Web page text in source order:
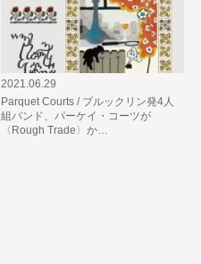
2021.06.29
Parquet Courts / ブルックリン発4人
組バンド、パーケイ・コーツが
〈Rough Trade〉か…